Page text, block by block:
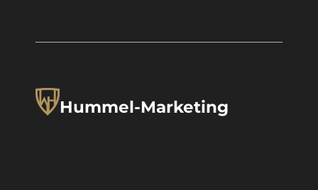
Hummel-Marketing